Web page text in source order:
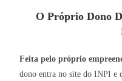
O Próprio Dono
Feita pelo próprio
dono entra no site do INPI e